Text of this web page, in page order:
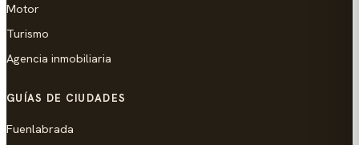
Motor
Turismo
Agencia inmobiliaria
GUÍAS DE CIUDADES
Fuenlabrada